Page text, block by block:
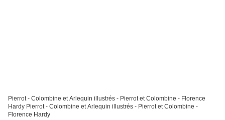
Pierrot - Colombine et Arlequin illustrés - Pierrot et Colombine - Florence
Hardy Pierrot - Colombine et Arlequin illustrés - Pierrot et Colombine -
Florence Hardy